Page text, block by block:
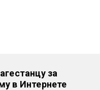
за
в Интернете